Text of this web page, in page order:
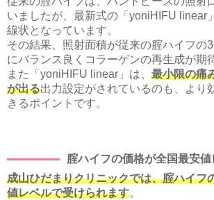
いましたが、最新式の「yoniHIFU linear
線状となっています。
その結果、照射面積が従来の腟ハイフの
にバランス良くコラーゲンの再生成が期
また「yoniHIFU linear」は、 最小限の痛
が出る出力設定がされているのも、より
きるポイントです。
腟ハイフの価格が全国最安値
成山ひだまりクリニックでは、腟ハイフ
値レベルで受けられます。